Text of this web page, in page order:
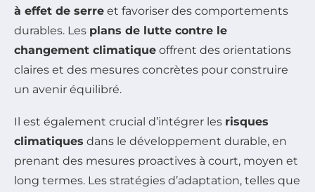
à effet de serre et favoriser des comportements
durables. Les plans de lutte contre le
changement climatique offrent des orientations
claires et des mesures concrètes pour construire
un avenir équilibré.
Il est également crucial d’intégrer les risques
climatiques dans le développement durable, en
prenant des mesures proactives à court, moyen et
long termes. Les stratégies d’adaptation, telles que